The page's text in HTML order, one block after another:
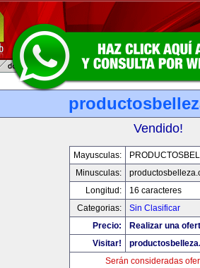
Vendido!
Mayusculas:
Minusculas:
Longitud:
16 caracteres
Categorias:
Sin Clasificar
Precio:
Realizar una
Visitar!
Serán consideradas